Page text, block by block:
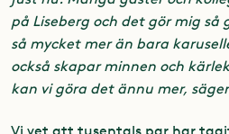
på Liseberg och det gör mig
så mycket mer än bara
också skapar minnen och
kan vi göra det ännu mer,
Vi vet att tusentals par har